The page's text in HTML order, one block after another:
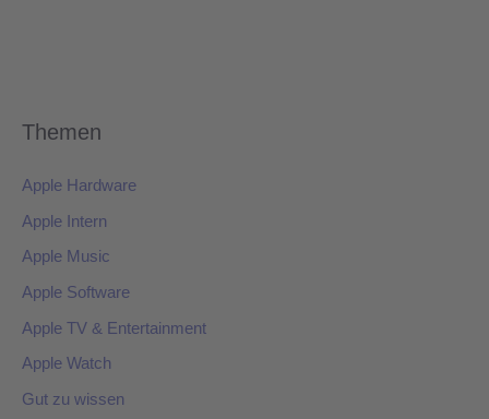
Themen
Apple Hardware
Apple Intern
Apple Music
Apple Software
Apple TV & Entertainment
Apple Watch
Gut zu wissen